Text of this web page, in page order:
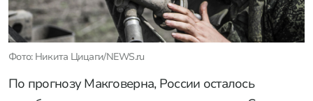
Фото: Никита Цицаги/NEWS.ru
По прогнозу Макговерна, России осталось